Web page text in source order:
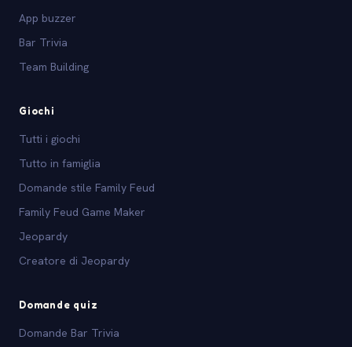
App buzzer
Bar Trivia
Team Building
Giochi
Tutti i giochi
Tutto in famiglia
Domande stile Family Feud
Family Feud Game Maker
Jeopardy
Creatore di Jeopardy
Domande quiz
Domande Bar Trivia